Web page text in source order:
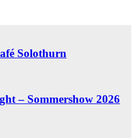
Solothurn
– Sommershow 2026